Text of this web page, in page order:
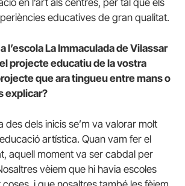
educatives de gran qualitat.
l’escola La Immaculada de Vilassar
projecte educatiu de la vostra
que ara tingueu entre mans o
explicar?
des dels inicis se’m va valorar molt
artística. Quan vam fer el
aquell moment va ser cabdal per
vèiem que hi havia escoles